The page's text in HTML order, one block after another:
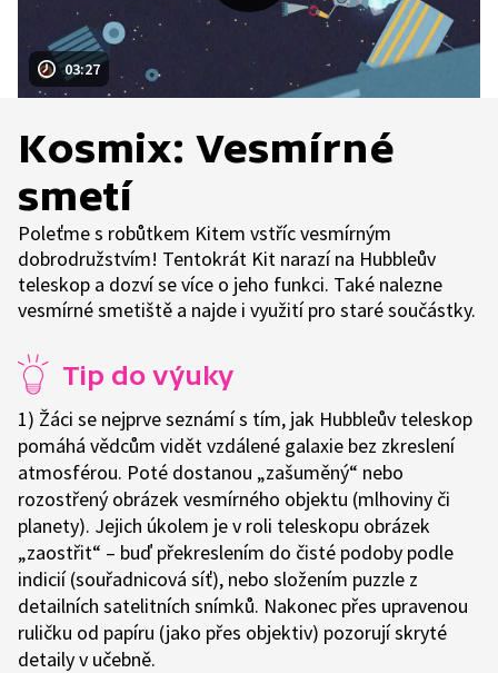
03:27
Kosmix: Vesmírné
smetí
Poleťme s robůtkem Kitem vstříc vesmírným
dobrodružstvím! Tentokrát Kit narazí na Hubbleův
teleskop a dozví se více o jeho funkci. Také nalezne
vesmírné smetiště a najde i využití pro staré součástky.
Tip do výuky
1) Žáci se nejprve seznámí s tím, jak Hubbleův teleskop
pomáhá vědcům vidět vzdálené galaxie bez zkreslení
atmosférou. Poté dostanou „zašuměný“ nebo
rozostřený obrázek vesmírného objektu (mlhoviny či
planety). Jejich úkolem je v roli teleskopu obrázek
„zaostřit“ – buď překreslením do čisté podoby podle
indicií (souřadnicová síť), nebo složením puzzle z
detailních satelitních snímků. Nakonec přes upravenou
ruličku od papíru (jako přes objektiv) pozorují skryté
detaily v učebně.